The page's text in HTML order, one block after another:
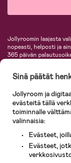
Jollyroomin laajasta
nopeasti, helposti ja
365 päivän
lastentarvikkeita sekä
KidKraft, Ergobaby,
Tervetuloa
verkkokauppaan!
Sinä päätät
Jollyroom ja
evästeitä tällä
toiminnalle
valinnaisia:
Evästeet,
Evästeet,